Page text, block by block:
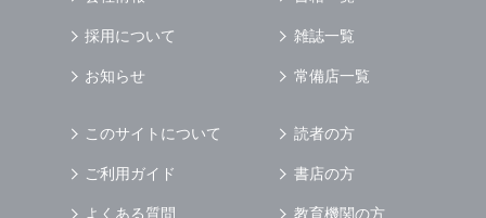
採用について
お知らせ
雑誌一覧
常備店一覧
このサイトについて
ご利用ガイド
よくある質問
読者の方
書店の方
教育機関の方